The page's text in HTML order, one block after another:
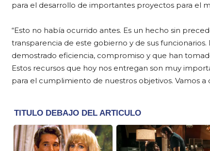
para el desarrollo de importantes proyectos para el
“Esto no había ocurrido antes. Es un hecho sin
transparencia de este gobierno y de sus
demostrado eficiencia, compromiso y que han
Estos recursos que hoy nos entregan son muy
para el cumplimiento de nuestros objetivos. Vamos